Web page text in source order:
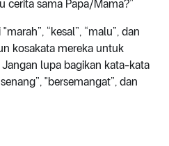
cerita sama Papa/Mama?”
“kesal”, “malu”, dan
kosakata mereka untuk
lupa bagikan kata-kata
"bersemangat”, dan